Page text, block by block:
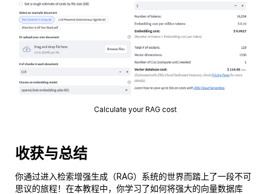
Calculate your RAG cost
收获与总结
你通过进入检索增强生成（RAG）系统的世界而踏上了一段不可
思议的旅程！在本教程中，你学习了如何将强大的向量数据库